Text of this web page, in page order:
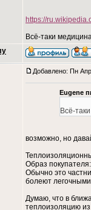
https://
Всё-таки
Добавлено: Пн
Eugene
Всё-
возможно, но
Образ покупателя:
Обычно это
болеют
Думаю, что в
теплоизоляцию